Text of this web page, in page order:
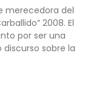
merecedora del
2008. El
por ser una
sobre la